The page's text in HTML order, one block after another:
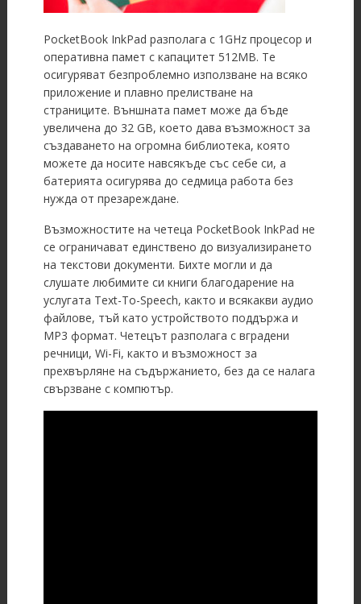
PocketBook InkPad разполага с 1GHz процесор и
оперативна памет с капацитет 512MB. Те
осигуряват безпроблемно използване на всяко
приложение и плавно прелистване на
страниците. Външната памет може да бъде
увеличена до 32 GB, което дава възможност за
създаването на огромна библиотека, която
можете да носите навсякъде със себе си, а
батерията осигурява до седмица работа без
нужда от презареждане.
Възможностите на четеца PocketBook InkPad не
се ограничават единствено до визуализирането
на текстови документи. Бихте могли и да
слушате любимите си книги благодарение на
услугата Text-To-Speech, както и всякакви аудио
файлове, тъй като устройството поддържа и
MP3 формат. Четецът разполага с вградени
речници, Wi-Fi, както и възможност за
прехвърляне на съдържанието, без да се налага
свързване с компютър.